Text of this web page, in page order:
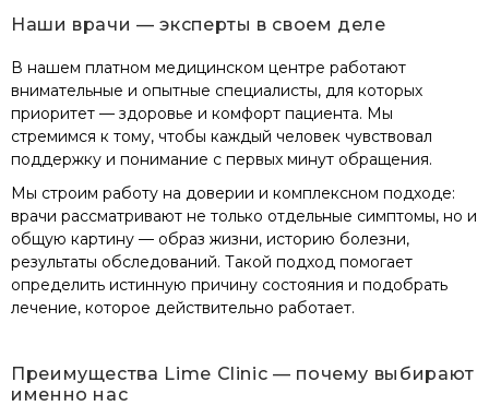
Наши врачи — эксперты в своем деле
В нашем платном медицинском центре работают
внимательные и опытные специалисты, для которых
приоритет — здоровье и комфорт пациента. Мы
стремимся к тому, чтобы каждый человек чувствовал
поддержку и понимание с первых минут обращения.
Мы строим работу на доверии и комплексном подходе:
врачи рассматривают не только отдельные симптомы, но и
общую картину — образ жизни, историю болезни,
результаты обследований. Такой подход помогает
определить истинную причину состояния и подобрать
лечение, которое действительно работает.
Преимущества Lime Clinic — почему выбирают
именно нас